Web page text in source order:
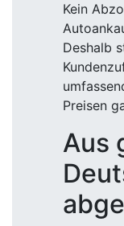
Kein
Deshalb
Preisen
Aus